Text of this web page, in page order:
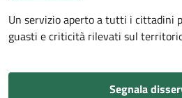
Un servizio aperto a tutti i cittadini
guasti e criticità rilevati sul
Segnala